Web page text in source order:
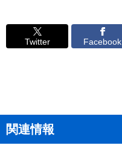
Twitter Facebook
関連情報